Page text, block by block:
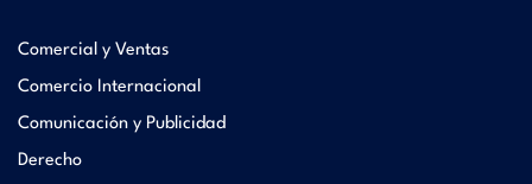
Comercial y Ventas
Comercio Internacional
Comunicación y Publicidad
Derecho